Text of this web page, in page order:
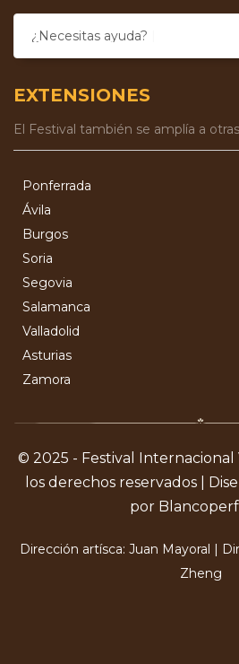
¿Necesitas ayuda?
EXTENSIONES
El Festival también se amplía a
Ponferrada
Ávila
Burgos
Soria
Segovia
Salamanca
Valladolid
Asturias
Zamora
© 2025 - Festival Internacional
los derechos reservados |
por
Dirección artísca: Juan Mayoral |
Zheng